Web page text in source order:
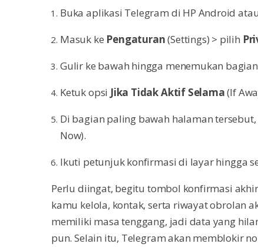
Buka aplikasi Telegram di HP Android
Masuk ke Pengaturan(Settings) > pilih
Gulir ke bawah hingga menemukan bagian
Ketuk opsi Jika Tidak Aktif Selama(If
Di bagian paling bawah halaman
Now).
Ikuti petunjuk konfirmasi di layar hingga
Perlu diingat, begitu tombol konfirmasi
kamu kelola, kontak, serta riwayat obrolan
memiliki masa tenggang, jadi data yang
pun. Selain itu, Telegram akan memblokir